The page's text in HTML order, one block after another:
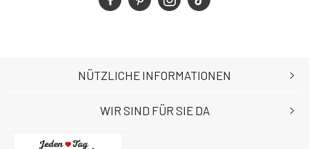
NÜTZLICHE INFORMATIONEN
WIR SIND FÜR SIE DA